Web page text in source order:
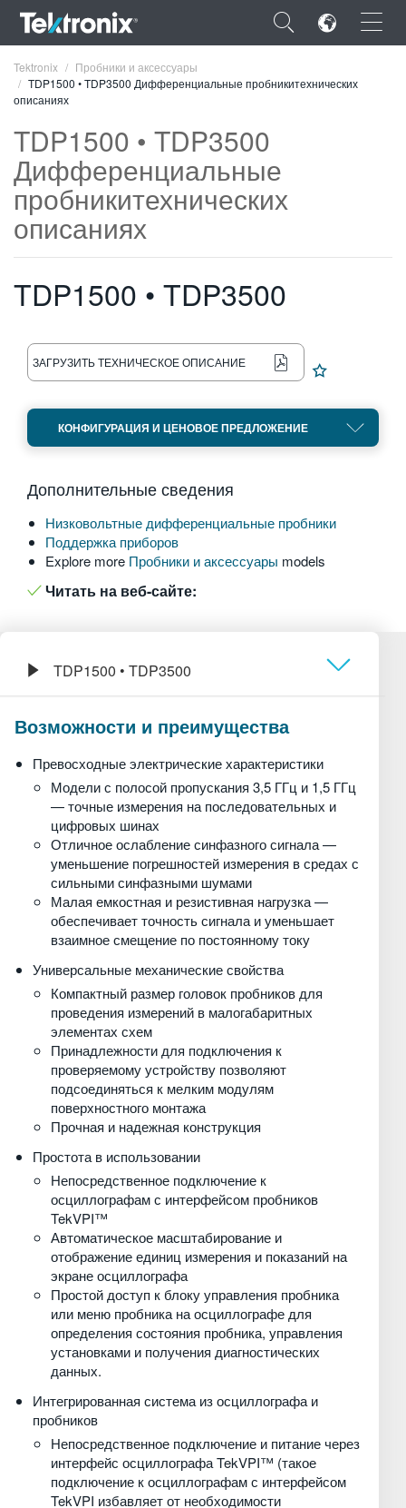
×
ENGLISH
FRANÇAIS
VIỆT NAM
繁體中文
Tektronix
Пробники и аксессуары
TDP1500 • TDP3500 Дифференциальные пробникитехнических
описаниях
TDP1500 • TDP3500
Дифференциальные
пробникитехнических
описаниях
TDP1500 • TDP3500
ЗАГРУЗИТЬ ТЕХНИЧЕСКОЕ ОПИСАНИЕ
КОНФИГУРАЦИЯ И ЦЕНОВОЕ ПРЕДЛОЖЕНИЕ
Дополнительные сведения
Низковольтные дифференциальные пробники
Поддержка приборов
Explore more Пробники и аксессуары models
Читать на веб-сайте:
TDP1500 • TDP3500
Технические характеристики
Информация для заказа
Возможности и преимущества
Превосходные электрические характеристики
Модели с полосой пропускания 3,5 ГГц и 1,5 ГГц
— точные измерения на последовательных и
цифровых шинах
Отличное ослабление синфазного сигнала —
уменьшение погрешностей измерения в средах с
сильными синфазными шумами
Малая емкостная и резистивная нагрузка —
обеспечивает точность сигнала и уменьшает
взаимное смещение по постоянному току
Универсальные механические свойства
Компактный размер головок пробников для
проведения измерений в малогабаритных
элементах схем
Принадлежности для подключения к
проверяемому устройству позволяют
подсоединяться к мелким модулям
поверхностного монтажа
Прочная и надежная конструкция
Простота в использовании
Непосредственное подключение к
осциллографам с интерфейсом пробников
TekVPI™
Автоматическое масштабирование и
отображение единиц измерения и показаний на
экране осциллографа
Простой доступ к блоку управления пробника
или меню пробника на осциллографе для
определения состояния пробника, управления
установками и получения диагностических
данных.
Интегрированная система из осциллографа и
пробников
Непосредственное подключение и питание через
интерфейс осциллографа TekVPI™ (такое
подключение к осциллографам с интерфейсом
TekVPI избавляет от необходимости